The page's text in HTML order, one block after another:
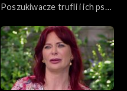
Poszukiwacze trufli i ich psy.
„czarne złoto” w ogródku?